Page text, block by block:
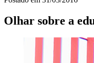
Olhar sobre a